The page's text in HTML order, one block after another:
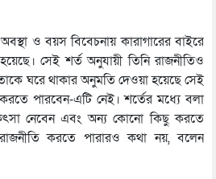
ও বয়স বিবেচনায় কারাগারের বাইরে
সেই শর্ত অনুযায়ী তিনি রাজনীতিও
ঘরে থাকার অনুমতি দেওয়া হয়েছে সেই
পারবেন-এটি নেই। শর্তের মধ্যে বলা
নেবেন এবং অন্য কোনো কিছু করতে
করতে পারারও কথা নয়, বলেন